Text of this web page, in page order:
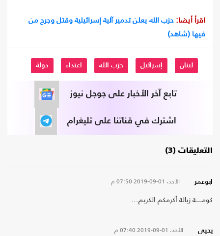
اقرأ أيضا: حزب الله يعلن تدمير آلية إسرائيلية وقتل وجرح من
فيها (شاهد)
لبنان إسرائيل حزب الله اعتداء دولة
تابع آخر الأخبار على جوجل نيوز
اشترك في قناتنا على تليغرام
التعليقات (3)
ابوعمر الأحد، 01-09-2019 07:50 م
كومــــــة زبالة أكرمكم الكريم...
يحيى الأحد، 01-09-2019 07:40 م